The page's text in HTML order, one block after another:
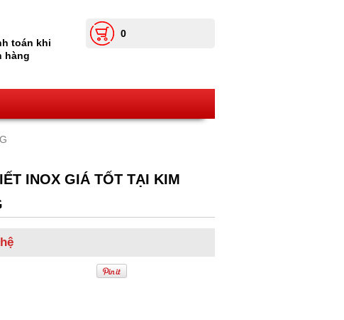
toán khi
hàng
0
INOX GIÁ TỐT TẠI KIM